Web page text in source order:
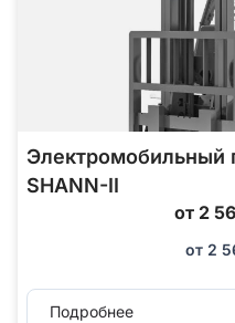
Электромобильный
SHANN-II
от 2
от 2
Подробнее